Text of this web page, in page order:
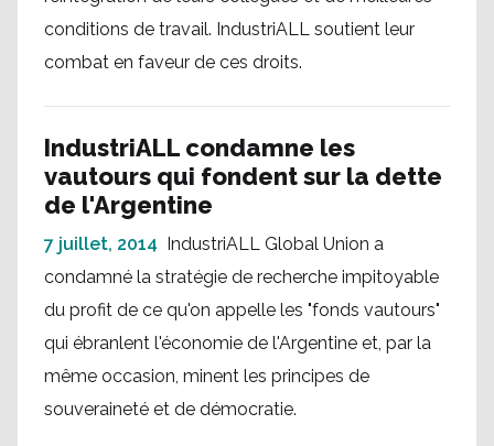
conditions de travail. IndustriALL soutient leur
combat en faveur de ces droits.
IndustriALL condamne les
vautours qui fondent sur la dette
de l'Argentine
7 juillet, 2014 IndustriALL Global Union a
condamné la stratégie de recherche impitoyable
du profit de ce qu'on appelle les "fonds vautours"
qui ébranlent l'économie de l'Argentine et, par la
même occasion, minent les principes de
souveraineté et de démocratie.